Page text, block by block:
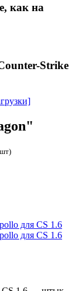
как на
Strike